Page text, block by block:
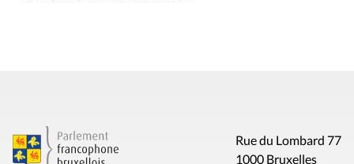
Rue du Lombard 77
1000 Bruxelles